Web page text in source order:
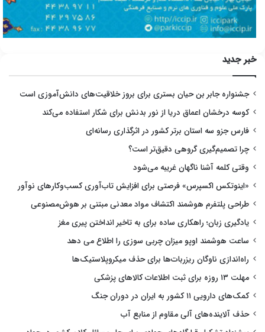
خبر جدید
جشنواره جابر بن حیان بستری برای بروز خلاقیت‌های دانش‌آموزی است
کوسه درخشان اعماق دریا از نور بدنش برای شکار استفاده می‌کند
فارس جزو سه استان برتر کشور در اثرگذاری رسانه‌ای
چرا تصمیم‌گیری گروهی دقیق‌تر است؟
وقتی کلمه آشنا ناگهان غریبه می‌شود
«اینوتکس اکسپرس» فرصتی برای افزایش تاب‌آوری کسب‌وکارهای نوآور
طراحی پلتفرم هوشمند اکتشاف مواد معدنی مبتنی بر هوش‌مصنوعی
یادگیری زبان؛ راهکاری ساده برای به تاخیر انداختن پیری مغز
ساعت هوشمند اوپو میزان چربی سوزی را اطلاع می دهد
راه‌اندازی ناوگان ریزربات‌ها برای حذف میکروپلاستیک‌ها
مهلت ۱۳ روزه برای ثبت اطلاعات کالاهای پزشکی
کمک‌های دارویی ۱۱ کشور به ایران در دوران جنگ
حذف آلاینده‌های آلی مقاوم از منابع آب